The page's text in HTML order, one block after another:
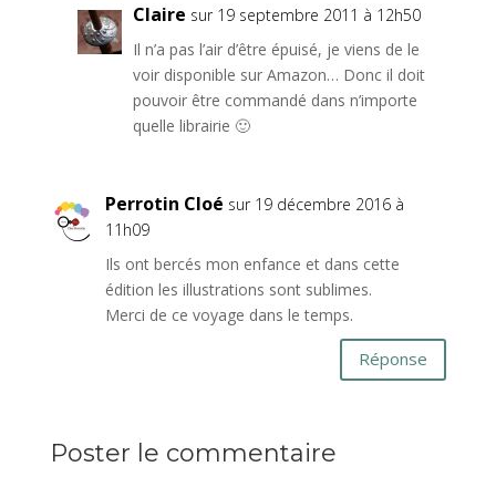
Claire sur 19 septembre 2011 à 12h50
Il n’a pas l’air d’être épuisé, je viens de le
voir disponible sur Amazon… Donc il doit
pouvoir être commandé dans n’importe
quelle librairie 🙂
Perrotin Cloé sur 19 décembre 2016 à
11h09
Ils ont bercés mon enfance et dans cette
édition les illustrations sont sublimes.
Merci de ce voyage dans le temps.
Réponse
Poster le commentaire